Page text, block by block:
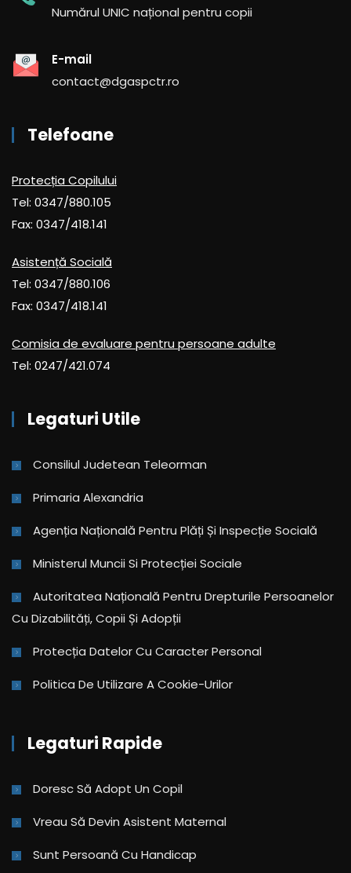
Numărul UNIC național pentru copii
E-mail
contact@dgaspctr.ro
Telefoane
Protecția Copilului
Tel: 0347/880.105
Fax: 0347/418.141
Asistență Socială
Tel: 0347/880.106
Fax: 0347/418.141
Comisia de evaluare pentru persoane adulte
Tel: 0247/421.074
Legaturi Utile
Consiliul Judetean Teleorman
Primaria Alexandria
Agenția Națională Pentru Plăți Și Inspecție Socială
Ministerul Muncii Si Protecției Sociale
Autoritatea Națională Pentru Drepturile Persoanelor
Cu Dizabilități, Copii Și Adopții
Protecția Datelor Cu Caracter Personal
Politica De Utilizare A Cookie-Urilor
Legaturi Rapide
Doresc Să Adopt Un Copil
Vreau Să Devin Asistent Maternal
Sunt Persoană Cu Handicap